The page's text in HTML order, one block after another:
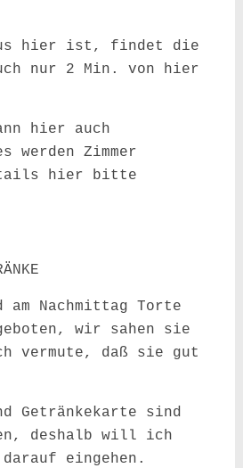
hier ist, findet die
nur 2 Min. von hier
hier auch
werden Zimmer
hier bitte
Nachmittag Torte
wir sahen sie
vermute, daß sie gut
Getränkekarte sind
deshalb will ich
eingehen.